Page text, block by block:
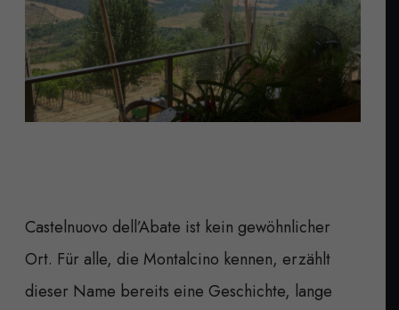
Castelnuovo dell’Abate ist kein gewöhnlicher
Ort. Für alle, die Montalcino kennen, erzählt
dieser Name bereits eine Geschichte, lange